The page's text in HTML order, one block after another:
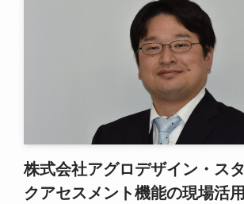
株式会社アグロデザイン・ス
クアセスメント機能の現場活